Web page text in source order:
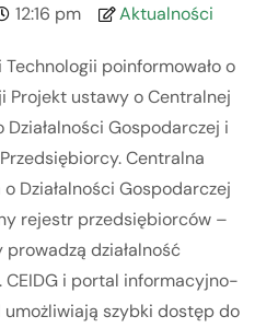
12:16 pm Aktualności
poinformowało o
Projekt ustawy o Centralnej
Gospodarczej i
Centralna
Działalności Gospodarczej
rejestr przedsiębiorców –
działalność
CEIDG i portal informacyjno-
umożliwiają szybki dostęp do